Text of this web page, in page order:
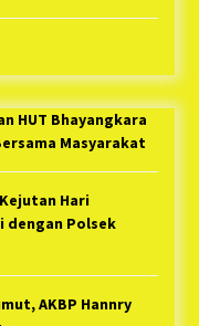
HUT Bhayangkara
Masyarakat
Hari
dengan Polsek
AKBP Hannry